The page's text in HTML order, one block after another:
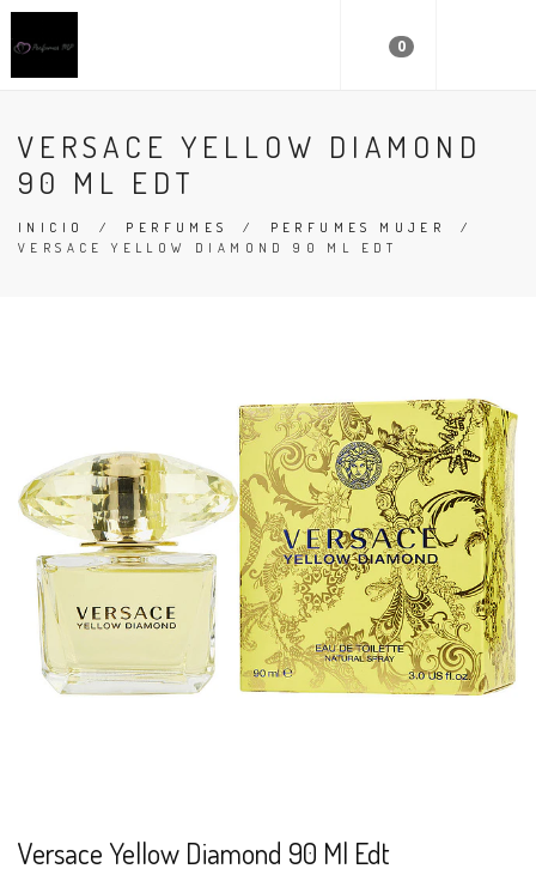
0
VERSACE YELLOW DIAMOND
90 ML EDT
INICIO / PERFUMES / PERFUMES MUJER
/
VERSACE YELLOW DIAMOND 90 ML EDT
Versace Yellow Diamond 90 Ml Edt